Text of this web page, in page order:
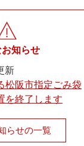
知らせ
新
松阪市指定ごみ袋
を終了します
らせの一覧